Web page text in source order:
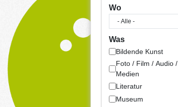
Wo
Was
Bildende Kunst
Foto / Film / Audio /
Medien
Literatur
Museum